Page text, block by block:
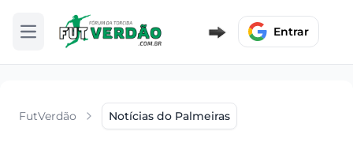
Abrir menu Entrar
FutVerdão Notícias do Palmeiras